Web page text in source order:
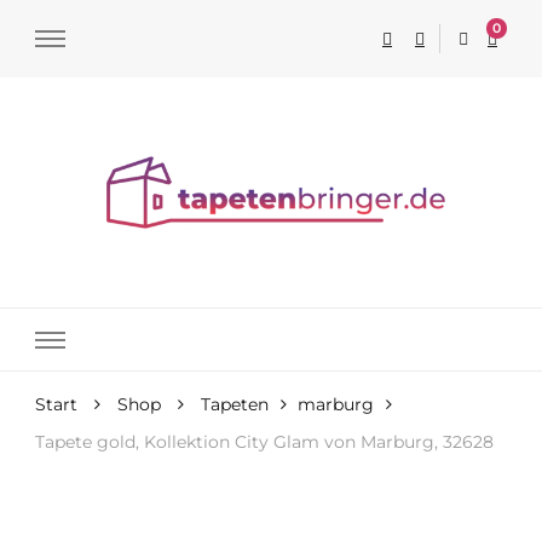
0
Start Shop Tapeten
marburg
Tapete gold, Kollektion City Glam von Marburg, 32628